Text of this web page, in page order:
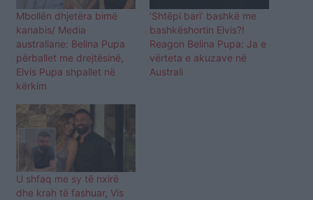
Mbollën dhjetëra bimë
kanabis/ Media
australiane: Belina Pupa
përballet me drejtësinë,
Elvis Pupa shpallet në
kërkim
‘Shtëpi bari’ bashkë me
bashkëshortin Elvis?!
Reagon Belina Pupa: Ja e
vërteta e akuzave në
Australi
U shfaq me sy të nxirë
dhe krah të fashuar, Vis